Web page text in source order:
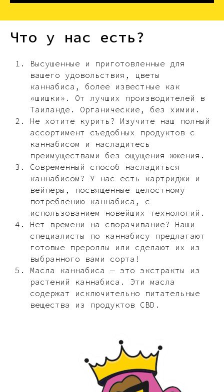
Что у нас есть?
Высушенные и приготовленные для
вашего удовольствия, цветы
каннабиса, более известные как
«шишки». От лучших производителей в
Таиланде. Органические, без химии.
Не хотите курить? Изучите наш полный
ассортимент съедобных продуктов с
каннабисом и насладитесь
преимуществами без ощущения жжения.
Современный способ насладиться
каннабисом? У нас есть картриджи и
вейперы, посвященные целостному
потреблению каннабиса, с
использованием новейших технологий.
Нет времени на сворачивание? Наши
специалисты по каннабису предлагают
готовые прероллы или сделают их из
выбранного вами сорта!
Масла каннабиса — это экстракты из
растений каннабиса. Эти масла
содержат исключительно питательные
вещества из продуктов CBD.